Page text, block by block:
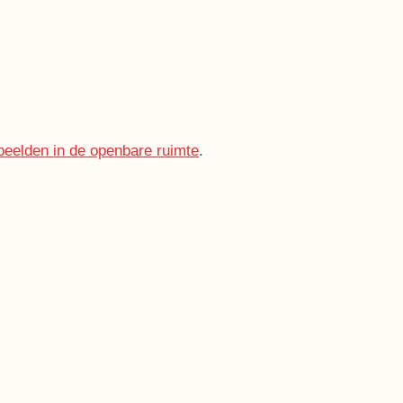
in de openbare ruimte.